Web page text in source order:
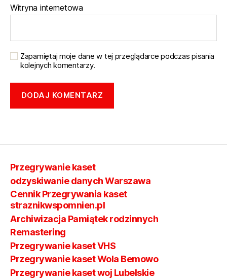
Witryna internetowa
Zapamiętaj moje dane w tej przeglądarce podczas pisania
kolejnych komentarzy.
Przegrywanie kaset
odzyskiwanie danych Warszawa
Cennik Przegrywania kaset
straznikwspomnien.pl
Archiwizacja Pamiątek rodzinnych
Remastering
Przegrywanie kaset VHS
Przegrywanie kaset Wola Bemowo
Przegrywanie kaset woj Lubelskie